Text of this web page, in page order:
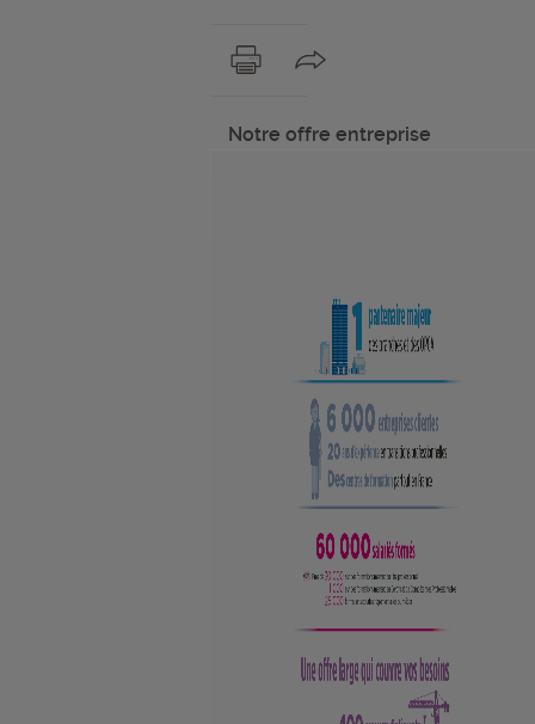
Notre offre entreprise